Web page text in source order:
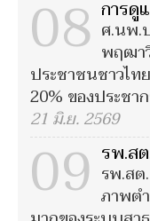
08 การดู
ศ.นพ.
พฤฒา
ประชาชนชาวไ
20% ของประชา
21 มิ.ย. 2569
09 รพ.ส
รพ.สต
ภาพต